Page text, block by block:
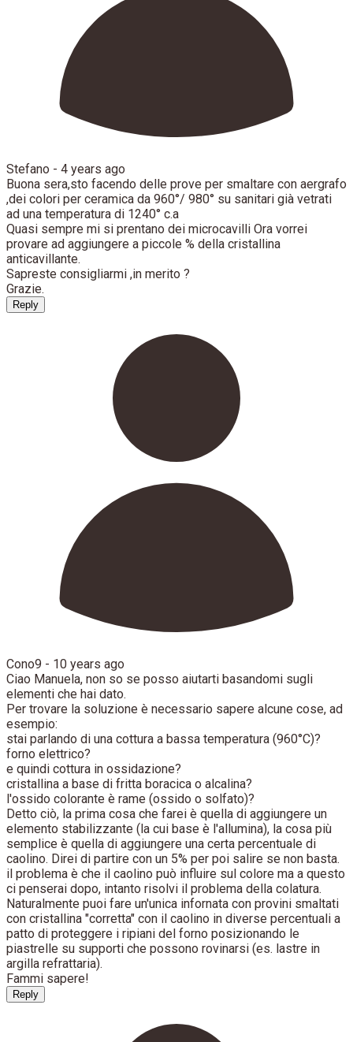
Stefano - 4 years ago
Buona sera,sto facendo delle prove per smaltare con aergrafo
,dei colori per ceramica da 960°/ 980° su sanitari già vetrati
ad una temperatura di 1240° c.a
Quasi sempre mi si prentano dei microcavilli Ora vorrei
provare ad aggiungere a piccole % della cristallina
anticavillante.
Sapreste consigliarmi ,in merito ?
Grazie.
Reply
Cono9 - 10 years ago
Ciao Manuela, non so se posso aiutarti basandomi sugli
elementi che hai dato.
Per trovare la soluzione è necessario sapere alcune cose, ad
esempio:
stai parlando di una cottura a bassa temperatura (960°C)?
forno elettrico?
e quindi cottura in ossidazione?
cristallina a base di fritta boracica o alcalina?
l'ossido colorante è rame (ossido o solfato)?
Detto ciò, la prima cosa che farei è quella di aggiungere un
elemento stabilizzante (la cui base è l'allumina), la cosa più
semplice è quella di aggiungere una certa percentuale di
caolino. Direi di partire con un 5% per poi salire se non basta.
il problema è che il caolino può influire sul colore ma a questo
ci penserai dopo, intanto risolvi il problema della colatura.
Naturalmente puoi fare un'unica infornata con provini smaltati
con cristallina "corretta" con il caolino in diverse percentuali a
patto di proteggere i ripiani del forno posizionando le
piastrelle su supporti che possono rovinarsi (es. lastre in
argilla refrattaria).
Fammi sapere!
Reply